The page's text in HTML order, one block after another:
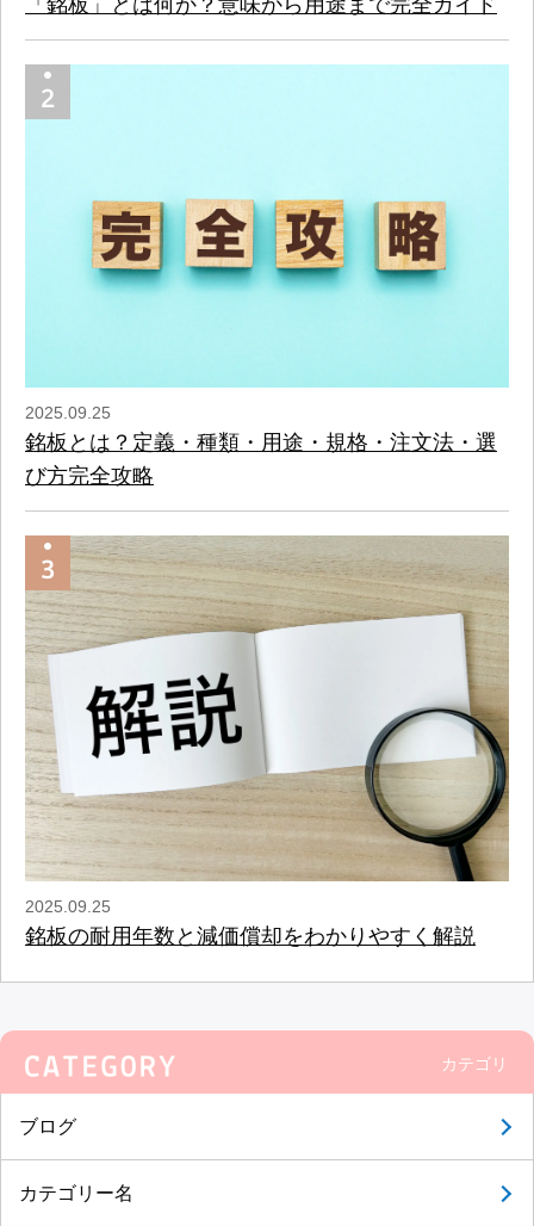
「銘板」とは何か？意味から用途まで完全ガイド
2025.09.25
銘板とは？定義・種類・用途・規格・注文法・選
び方完全攻略
2025.09.25
銘板の耐用年数と減価償却をわかりやすく解説
カテゴリ
ブログ
カテゴリー名